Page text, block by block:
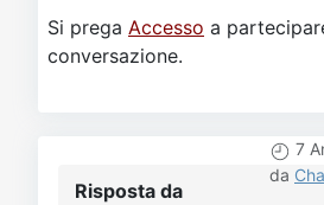
Si prega Accesso a
conversazione.
7
da
Risposta da